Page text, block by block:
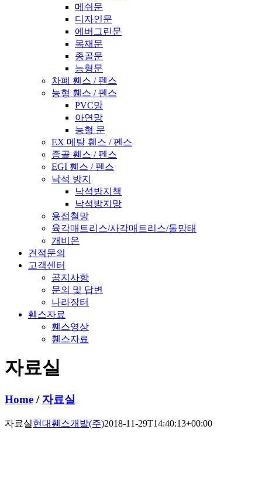
메쉬문
디자인문
에버그린문
목재문
종골문
능형문
차폐 휀스 / 펜스
능형 휀스 / 펜스
PVC망
아연망
능형 문
EX 메탈 휀스 / 펜스
종골 휀스 / 펜스
EGI 휀스 / 펜스
낙석 방지
낙석방지책
낙석방지망
용접철망
육각매트리스/사각매트리스/돌망태
개비온
견적문의
고객센터
공지사항
문의 및 답변
나라장터
휀스자료
휀스영상
휀스자료
자료실
Home / 자료실
자료실현대휀스개발(주)2018-11-29T14:40:13+00:00